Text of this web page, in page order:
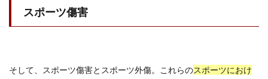
スポーツ傷害
そして、スポーツ傷害とスポーツ外傷。これらのスポーツにおけ